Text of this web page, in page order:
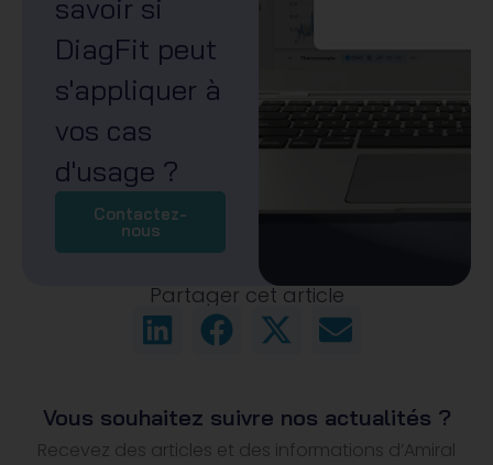
savoir si
DiagFit peut
s'appliquer à
vos cas
d'usage ?
Contactez-
nous
Partager cet article
Vous souhaitez suivre nos actualités ?
Recevez des articles et des informations d’Amiral